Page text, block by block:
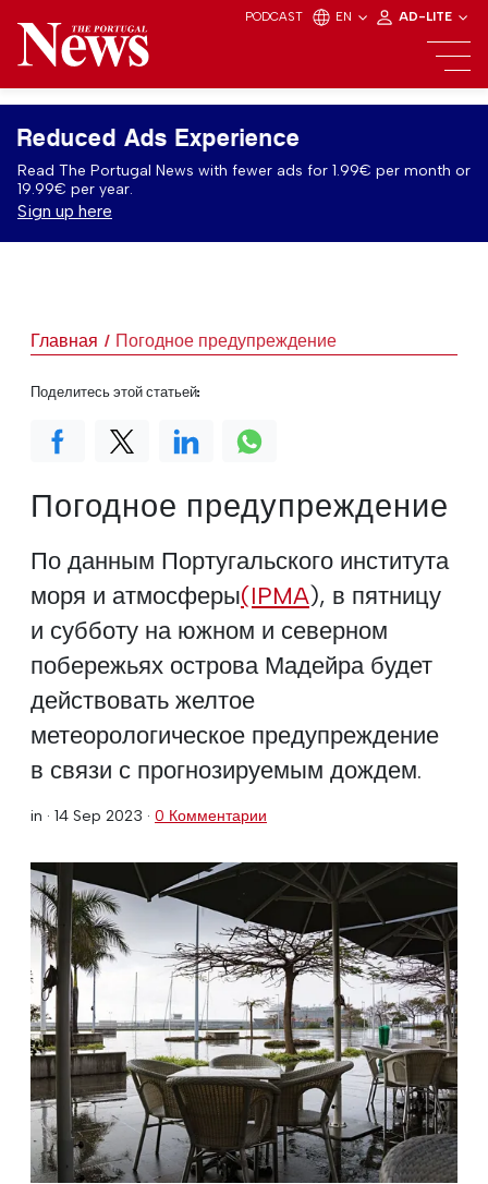
PODCAST EN AD-LITE
Reduced Ads Experience
Read The Portugal News with fewer ads for 1.99€ per month or
19.99€ per year.
Sign up here
Главная Погодное предупреждение
Погодное предупреждение
По данным Португальского института
моря и атмосферы(IPMA), в пятницу
и субботу на южном и северном
побережьях острова Мадейра будет
действовать желтое
метеорологическое предупреждение
в связи с прогнозируемым дождем.
in · 14 Sep 2023 · 0 Комментарии
Поделитесь этой статьей: